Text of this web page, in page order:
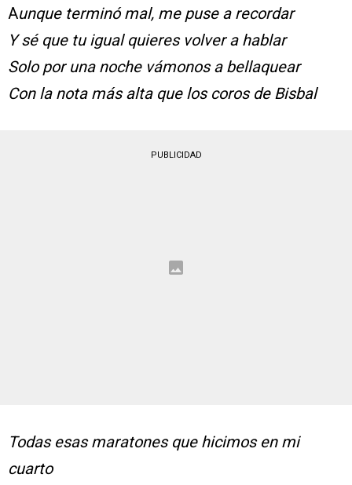
Aunque terminó mal, me puse a recordar
Y sé que tu igual quieres volver a hablar
Solo por una noche vámonos a bellaquear
Con la nota más alta que los coros de Bisbal
PUBLICIDAD
Todas esas maratones que hicimos en mi
cuarto